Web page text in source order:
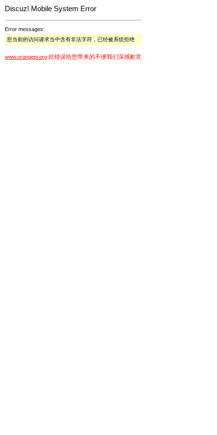
Discuz! Mobile System Error
Error messages:
您当前的访问请求当中含有非法字符，已经被系统拒绝
www.orangepi.org 此错误给您带来的不便我们深感歉意